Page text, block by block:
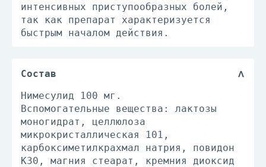
интенсивных приступообразных болей,
так как препарат характеризуется
быстрым началом действия.
Состав
Нимесулид 100 мг.
Вспомогательные вещества: лактозы
моногидрат, целлюлоза
микрокристаллическая 101,
карбоксиметилкрахмал натрия, повидон
К30, магния стеарат, кремния диоксид